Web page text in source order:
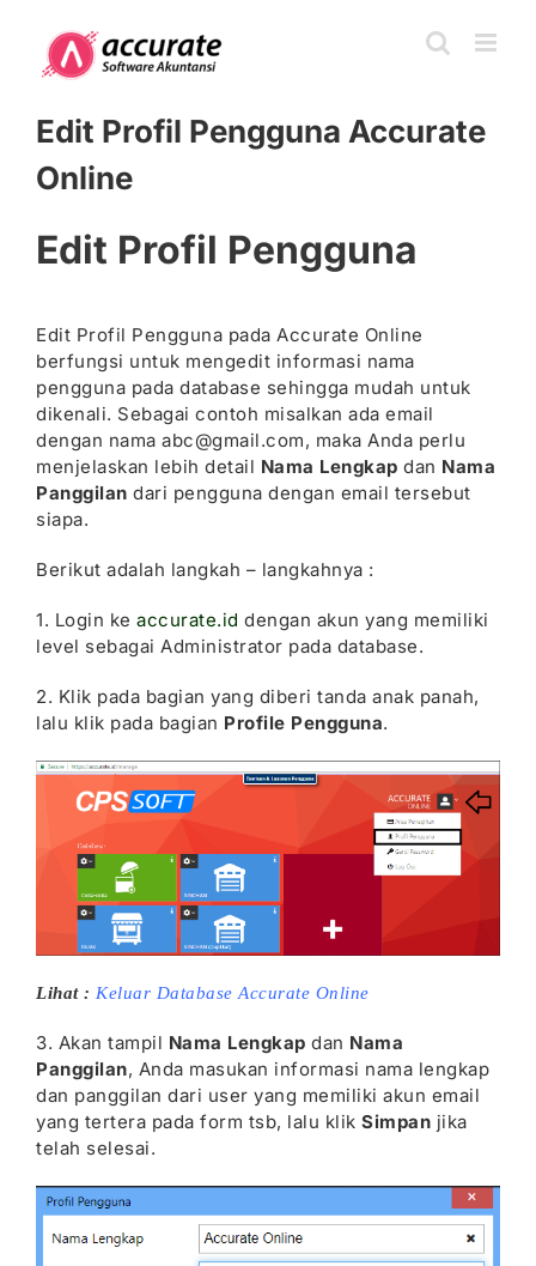
content
Edit Profil Pengguna Accurate
Online
Edit Profil Pengguna
Edit Profil Pengguna pada Accurate Online
berfungsi untuk mengedit informasi nama
pengguna pada database sehingga mudah untuk
dikenali. Sebagai contoh misalkan ada email
dengan nama abc@gmail.com, maka Anda perlu
menjelaskan lebih detail Nama Lengkap dan Nama
Panggilan dari pengguna dengan email tersebut
siapa.
Berikut adalah langkah – langkahnya :
1. Login ke accurate.id dengan akun yang memiliki
level sebagai Administrator pada database.
2. Klik pada bagian yang diberi tanda anak panah,
lalu klik pada bagian Profile Pengguna.
Lihat : Keluar Database Accurate Online
3. Akan tampil Nama Lengkap dan Nama
Panggilan, Anda masukan informasi nama lengkap
dan panggilan dari user yang memiliki akun email
yang tertera pada form tsb, lalu klik Simpan jika
telah selesai.